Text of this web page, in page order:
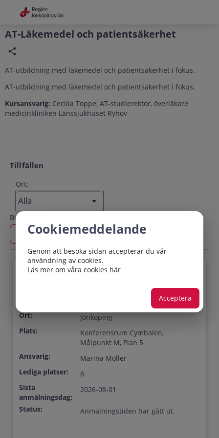
Grade
Portal
AT-Läkemedel och patientsäkerhet
AT-utbildning med läkemedel och patientsäkerhet i fokus.
AT-utbildning med läkemedel och patientsäkerhet i fokus.
Kursansvarig: Cecilia Toppe, AT-studierektor, överläkare
medicinkliniken Länssjukhuset Ryhov
Tillfällen
Ort:
Börjar efter:
Titel:
Läkemedel och patientsäkerhet
Ort:
Jönköping
Plats:
Konferensrum Cymbalen,
Målpunkt M, Plan 5
Ansvarig:
Marina Möller
Lediga platser:
8
Sista
anmälningsdag:
2026-08-01
Status: Anmälningstiden har gått ut.
Cookiemeddelande
Genom att besöka sidan accepterar du vår
användning av cookies.
Läs mer om våra cookies här
Acceptera